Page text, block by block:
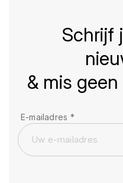
Schrijf
& mis
E-mailadres *